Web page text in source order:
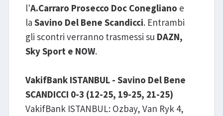
l'A.Carraro Prosecco Doc Conegliano e
la Savino Del Bene Scandicci. Entrambi
gli scontri verranno trasmessi su DAZN,
Sky Sport e NOW.
VakifBank ISTANBUL - Savino Del Bene
SCANDICCI 0-3 (12-25, 19-25, 21-25)
VakifBank ISTANBUL: Ozbay, Van Ryk 4,